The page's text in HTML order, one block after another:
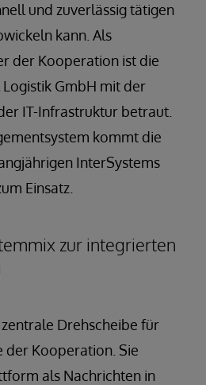
und zuverlässig tätigen
kann. Als
der Kooperation ist die
GmbH mit der
IT-Infrastruktur betraut.
kommt die
InterSystems
Einsatz.
zur integrierten
Drehscheibe für
der Kooperation. Sie
als Nachrichten in